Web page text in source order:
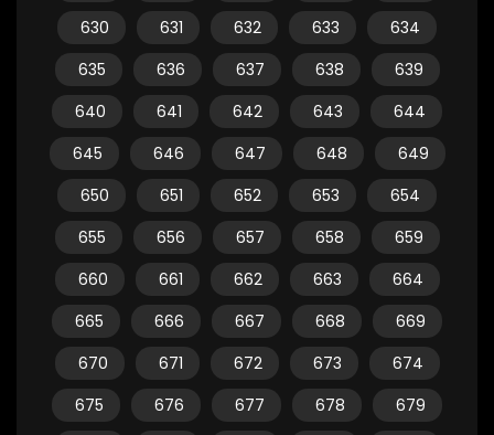
630
631 632 633
634
635
636 637 638
639
640
641 642 643
644
645
646 647 648
649
650
651 652 653
654
655
656 657 658
659
660
661 662 663
664
665
666 667 668
669
670
671 672 673
674
675
676 677 678
679